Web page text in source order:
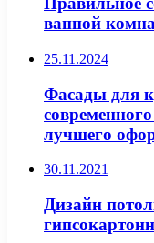
ванной
25.11.2024
Фасады для
лучшего
30.11.2021
Дизайн